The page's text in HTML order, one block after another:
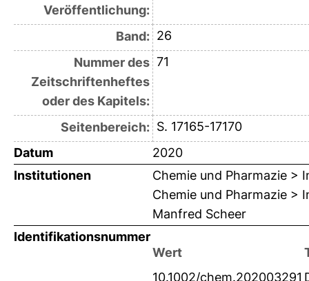
Veröffentlichung:
Band: 26
Nummer des
Zeitschriftenheftes
oder des Kapitels:
71
Seitenbereich: S. 17165-17170
Datum
2020
Institutionen
Chemie und Pharmazie >
Chemie und Pharmazie >
Manfred Scheer
Identifikationsnummer
Wert
10.1002/chem.202003291